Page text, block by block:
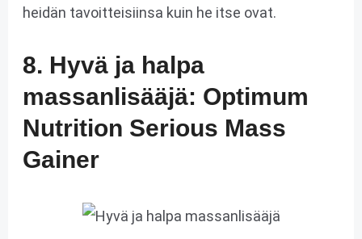
heidän tavoitteisiinsa kuin he itse ovat.
8. Hyvä ja halpa
massanlisääjä: Optimum
Nutrition Serious Mass
Gainer